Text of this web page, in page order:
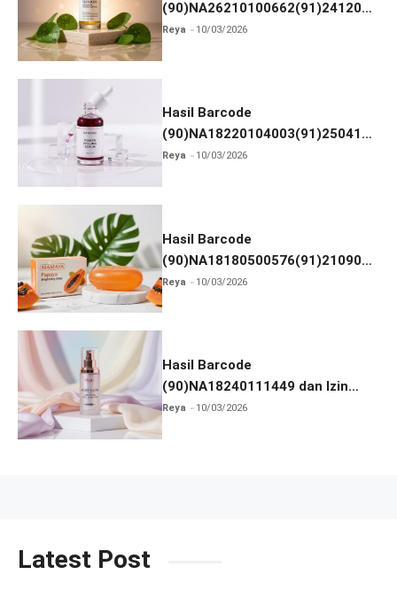
(90)NA26210100662(91)241203
dan Izin BPOM
Reya 10/03/2026
Hasil Barcode
(90)NA18220104003(91)250418
dan Izin BPOM
Reya 10/03/2026
Hasil Barcode
(90)NA18180500576(91)210906
dan Izin BPOM
Reya 10/03/2026
Hasil Barcode
(90)NA18240111449 dan Izin
BPOM
Reya 10/03/2026
Latest Post